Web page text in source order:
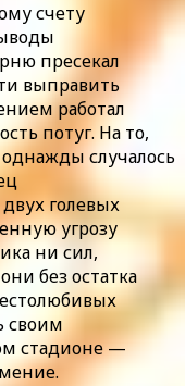
счету
пресекал
выправить
работал
потуг. На то,
однажды случалось
голевых
угрозу
ни сил,
без остатка
своим
стадионе —